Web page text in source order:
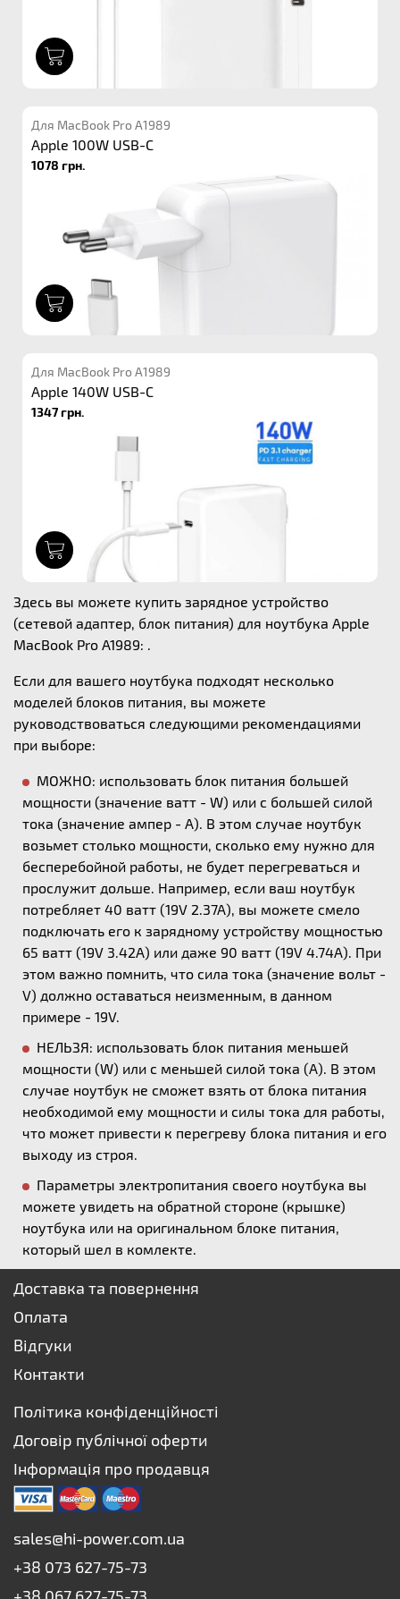
Для MacBook Pro A1989
Apple 100W USB-C
1078 грн.
Для MacBook Pro A1989
Apple 140W USB-C
1347 грн.
Здесь вы можете купить зарядное устройство
(сетевой адаптер, блок питания) для ноутбука Apple
MacBook Pro A1989: .
Если для вашего ноутбука подходят несколько
моделей блоков питания, вы можете
руководствоваться следующими рекомендациями
при выборе:
МОЖНО: использовать блок питания большей
мощности (значение ватт - W) или с большей силой
тока (значение ампер - А). В этом случае ноутбук
возьмет столько мощности, сколько ему нужно для
бесперебойной работы, не будет перегреваться и
прослужит дольше. Например, если ваш ноутбук
потребляет 40 ватт (19V 2.37A), вы можете смело
подключать его к зарядному устройству мощностью
65 ватт (19V 3.42A) или даже 90 ватт (19V 4.74A). При
этом важно помнить, что сила тока (значение вольт -
V) должно оставаться неизменным, в данном
примере - 19V.
НЕЛЬЗЯ: использовать блок питания меньшей
мощности (W) или с меньшей силой тока (А). В этом
случае ноутбук не сможет взять от блока питания
необходимой ему мощности и силы тока для работы,
что может привести к перегреву блока питания и его
выходу из строя.
Параметры электропитания своего ноутбука вы
можете увидеть на обратной стороне (крышке)
ноутбука или на оригинальном блоке питания,
который шел в комлекте.
Доставка та повернення
Оплата
Відгуки
Контакти
Політика конфіденційності
Договір публічної оферти
Інформація про продавця
sales@hi-power.com.ua
+38 073 627-75-73